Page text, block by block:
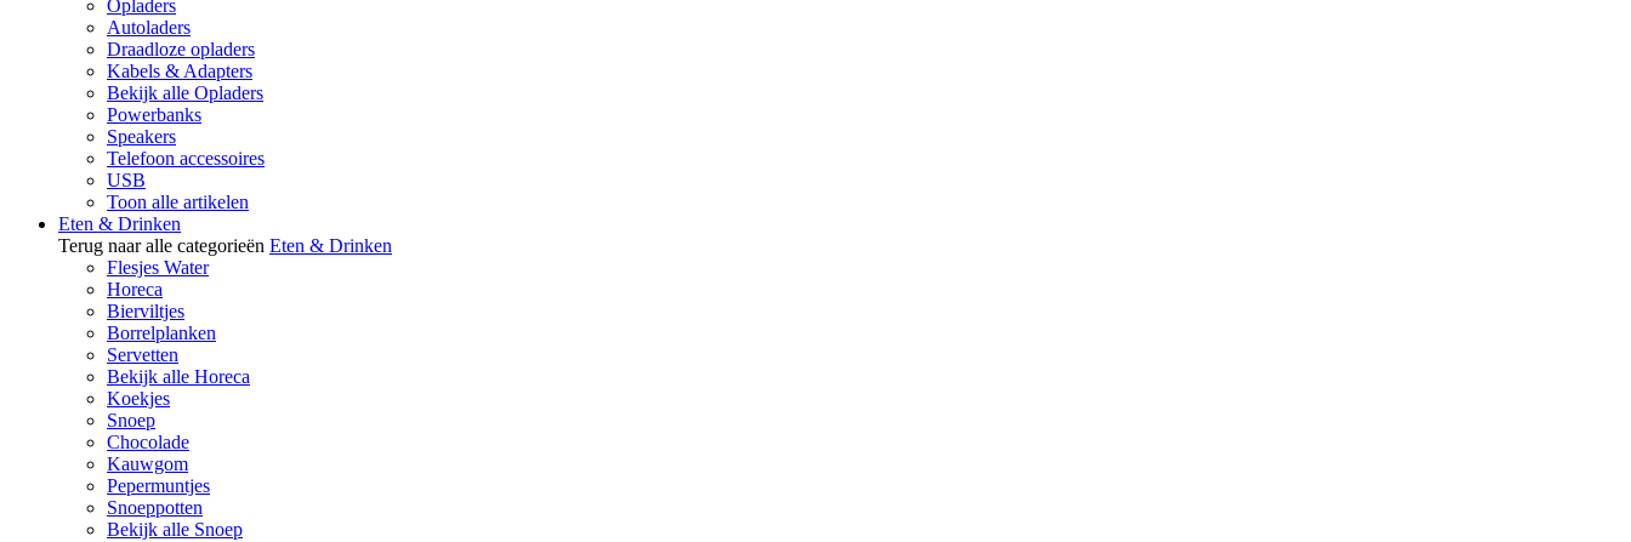
Opladers
Autoladers
Draadloze opladers
Kabels & Adapters
Bekijk alle Opladers
Powerbanks
Speakers
Telefoon accessoires
USB
Toon alle artikelen
Eten & Drinken
Terug naar alle categorieën Eten & Drinken
Flesjes Water
Horeca
Bierviltjes
Borrelplanken
Servetten
Bekijk alle Horeca
Koekjes
Snoep
Chocolade
Kauwgom
Pepermuntjes
Snoeppotten
Bekijk alle Snoep